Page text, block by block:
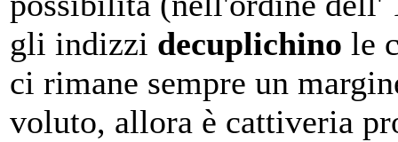
gli indizzi decuplichino le
ci rimane sempre un
voluto, allora è cattiveria